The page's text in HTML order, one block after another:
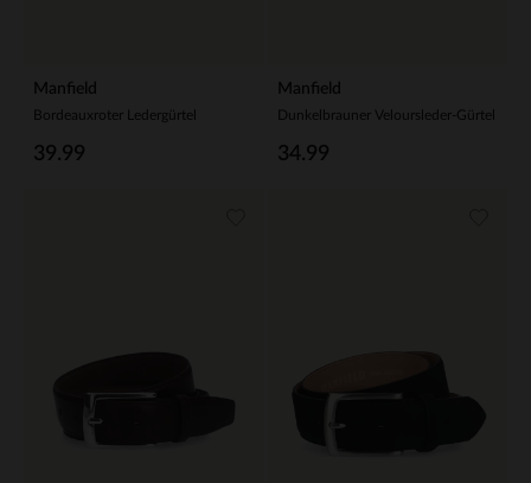
Manfield
Bordeauxroter Ledergürtel
39.99
Manfield
Dunkelbrauner Veloursleder-Gürtel
34.99